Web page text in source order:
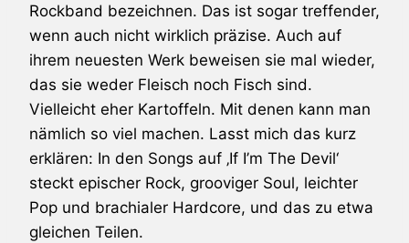
Rockband bezeichnen. Das ist sogar treffender,
wenn auch nicht wirklich präzise. Auch auf
ihrem neuesten Werk beweisen sie mal wieder,
das sie weder Fleisch noch Fisch sind.
Vielleicht eher Kartoffeln. Mit denen kann man
nämlich so viel machen. Lasst mich das kurz
erklären: In den Songs auf ‚If I’m The Devil‘
steckt epischer Rock, grooviger Soul, leichter
Pop und brachialer Hardcore, und das zu etwa
gleichen Teilen.